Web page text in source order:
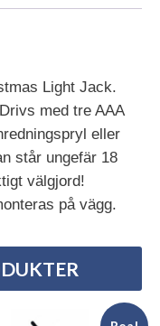
Light Jack.
med tre AAA
eller
står ungefär 18
välgjord!
på vägg.